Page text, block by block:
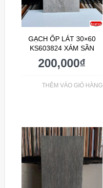
GẠCH ỐP LÁT 30×60
KS603824 XÁM SẦN
200,000₫
THÊM VÀO GIỎ HÀNG